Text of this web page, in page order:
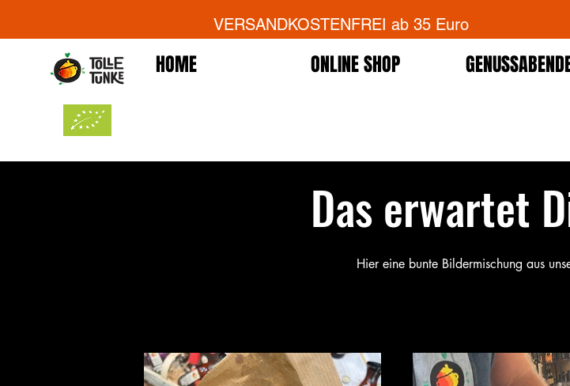
VERSANDKOSTENFREI ab 35 Euro
HOME ONLINE SHOP
Das erwartet
Hier eine bunte Bildermischung aus